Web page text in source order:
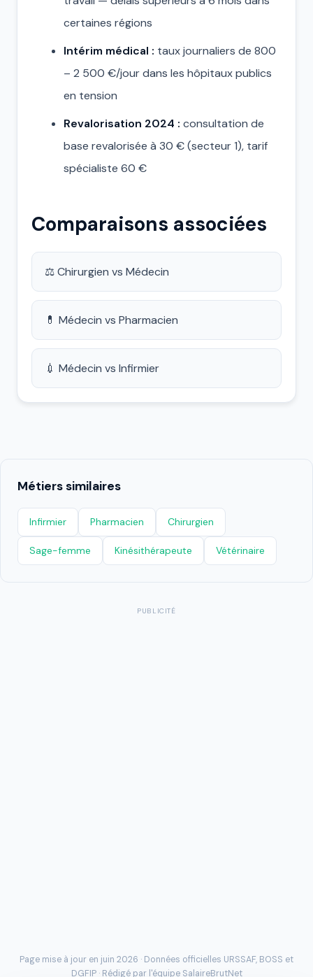
certaines régions
Intérim médical : taux journaliers de 800
– 2 500 €/jour dans les hôpitaux publics
en tension
Revalorisation 2024 : consultation de
base revalorisée à 30 € (secteur 1), tarif
spécialiste 60 €
Comparaisons associées
⚖️ Chirurgien vs Médecin
💊 Médecin vs Pharmacien
💉 Médecin vs Infirmier
Métiers similaires
Infirmier Pharmacien Chirurgien
Sage-femme Kinésithérapeute Vétérinaire
PUBLICITÉ
Page mise à jour en juin 2026 · Données officielles URSSAF, BOSS et
DGFIP · Rédigé par l'équipe SalaireBrutNet